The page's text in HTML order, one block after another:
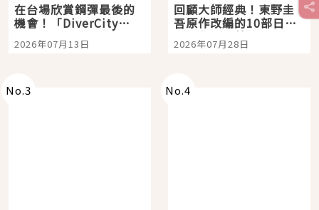
在台場欣賞鋼彈最後的
機會！「DiverCity
Tokyo Plaza」搭船、
購物、美食及夜景，一
2026年07月13日
回顧大師經典！東野圭
吾原作改編的10部日本
影視作品推薦
2026年07月28日
No.3 No.4